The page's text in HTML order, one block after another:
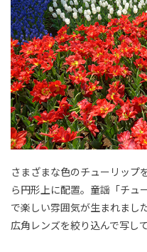
さまざまな色のチューリップ
ら円形上に配置。童謡「チュ
で楽しい雰囲気が生まれまし
広角レンズを絞り込んで写して